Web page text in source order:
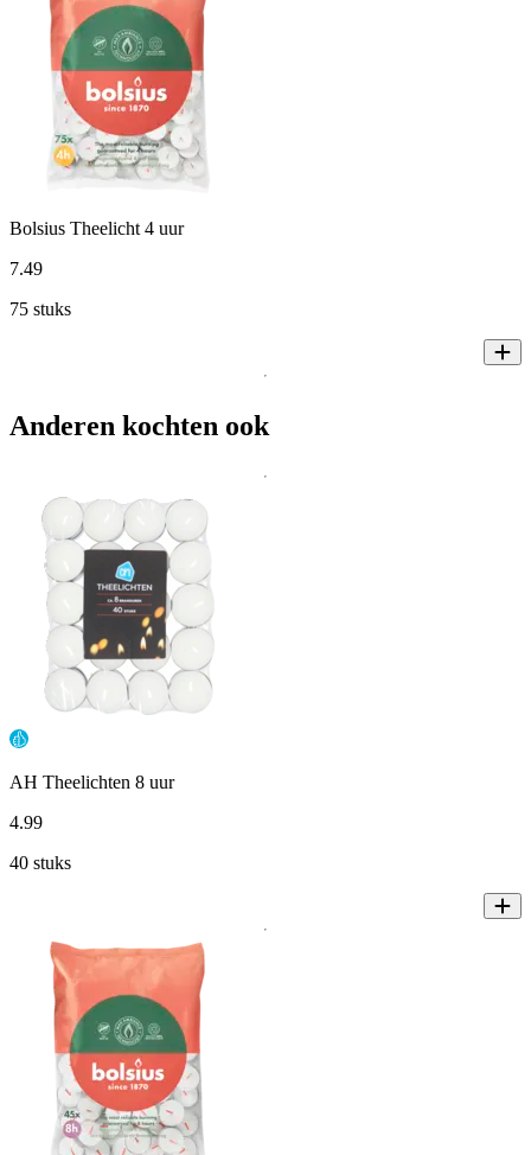
Bolsius Theelicht 4 uur
7.49
75 stuks
Anderen kochten ook
AH Theelichten 8 uur
4.99
40 stuks